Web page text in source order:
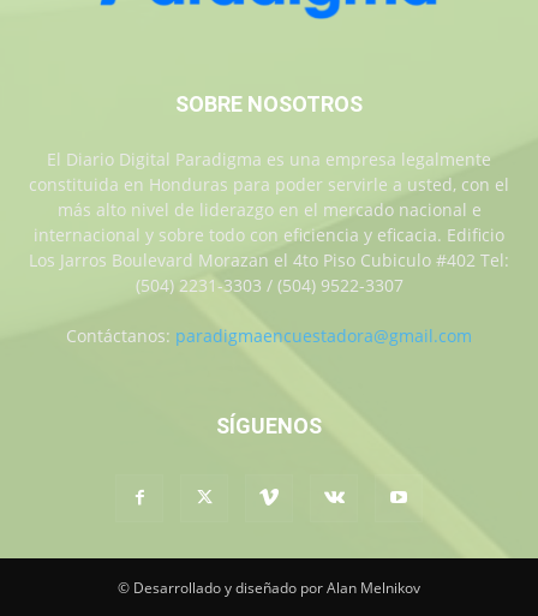
SOBRE NOSOTROS
El Diario Digital Paradigma es una empresa legalmente
constituida en Honduras para poder servirle a usted, con el
más alto nivel de liderazgo en el mercado nacional e
internacional y sobre todo con eficiencia y eficacia. Edificio
Los Jarros Boulevard Morazan el 4to Piso Cubiculo #402 Tel:
(504) 2231-3303 / (504) 9522-3307
Contáctanos: paradigmaencuestadora@gmail.com
SÍGUENOS
© Desarrollado y diseñado por Alan Melnikov